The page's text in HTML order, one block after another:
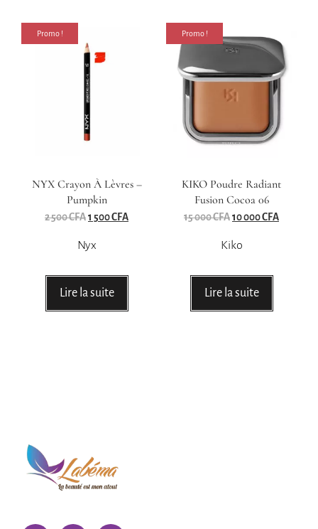
Promo !
NYX Crayon À Lèvres –
Pumpkin
2 500CFA 1 500CFA
Nyx
Lire la suite
Promo !
KIKO Poudre Radiant
Fusion Cocoa 06
15 000CFA 10 000CFA
Kiko
Lire la suite